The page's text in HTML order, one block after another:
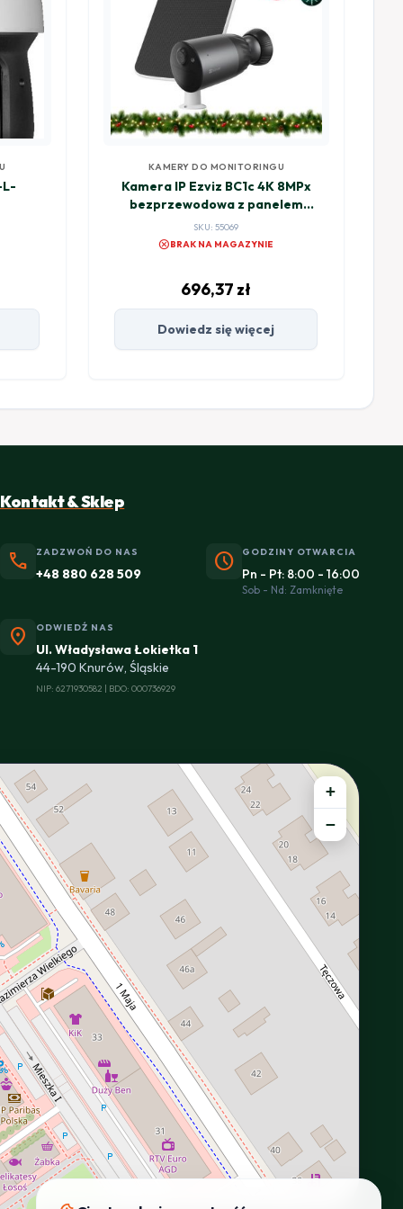
L-
KAMERY DO MONITORINGU
Kamera IP Ezviz BC1c 4K 8MPx
bezprzewodowa z panelem
solarnym
SKU: 55069
cancelBRAK NA MAGAZYNIE
696,37 zł
Dowiedz się więcej
Kontakt & Sklep
phone ZADZWOŃ DO NAS
+48 880 628 509 schedule GODZINY OTWARCIA
Pn - Pt: 8:00 - 16:00
Sob - Nd: Zamknięte
location_on ODWIEDŹ NAS
Ul. Władysława Łokietka 1
44-190 Knurów, Śląskie
NIP: 6271930582 | BDO: 000736929
+
−
INTERACTIVE VIEW